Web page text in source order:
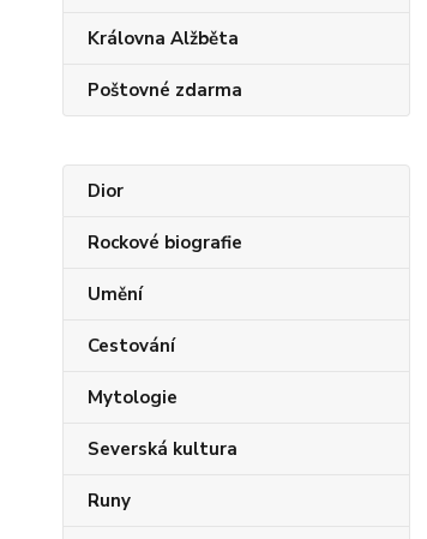
Královna Alžběta
Poštovné zdarma
Dior
Rockové biografie
Umění
Cestování
Mytologie
Severská kultura
Runy